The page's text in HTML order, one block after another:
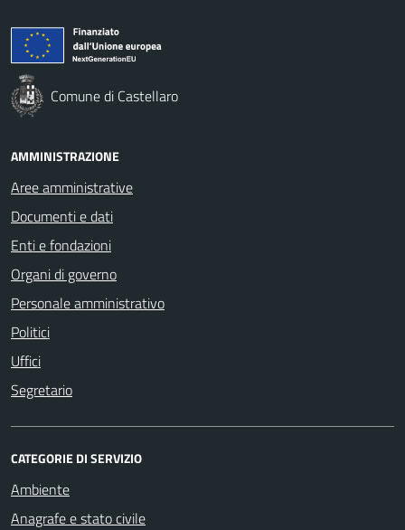
Comune di Castellaro
AMMINISTRAZIONE
Aree amministrative
Documenti e dati
Enti e fondazioni
Organi di governo
Personale amministrativo
Politici
Uffici
Segretario
CATEGORIE DI SERVIZIO
Ambiente
Anagrafe e stato civile